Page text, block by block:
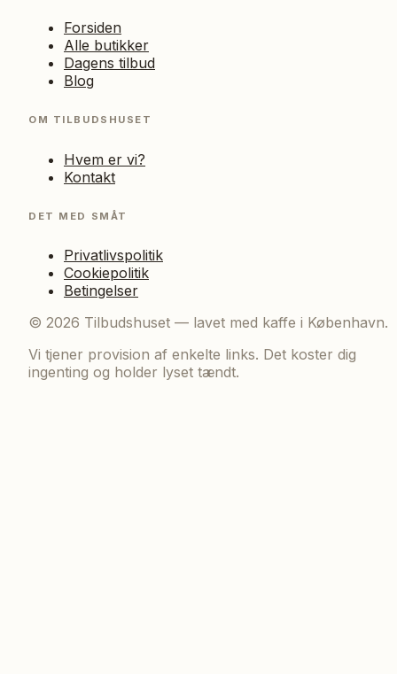
Forsiden
Alle butikker
Dagens tilbud
Blog
OM TILBUDSHUSET
Hvem er vi?
Kontakt
DET MED SMÅT
Privatlivspolitik
Cookiepolitik
Betingelser
© 2026 Tilbudshuset — lavet med kaffe i København.
Vi tjener provision af enkelte links. Det koster dig
ingenting og holder lyset tændt.